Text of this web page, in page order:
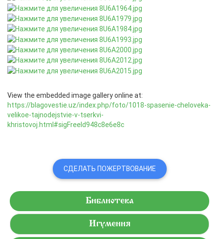
View the embedded image gallery online at:
https://blagovestie.uz/index.php/foto/1018-spasenie-cheloveka-
velikoe-tajnodejstvie-v-tserkvi-
khristovoj.html#sigFreeId948c8e6e8c
СДЕЛАТЬ ПОЖЕРТВОВАНИЕ
Библиотека
Игумения